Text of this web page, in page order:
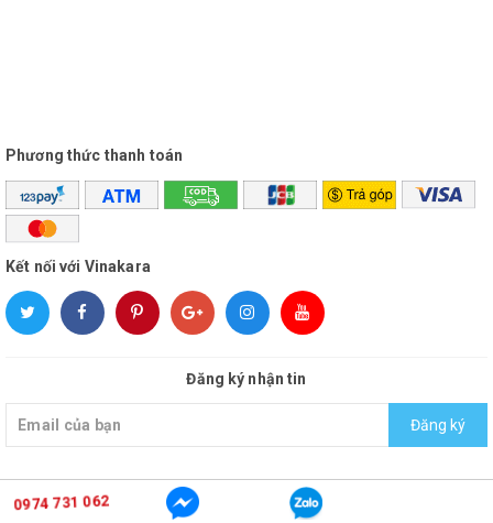
Phương thức thanh toán
Kết nối với Vinakara
Đăng ký nhận tin
Đăng ký
© Bản quyền thuộc vềvinakara
0974 731 062